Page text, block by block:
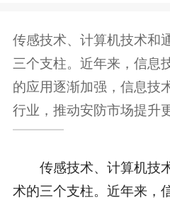
传感技术、计算机技术和
三个支柱。近年来，信息
的应用逐渐加强，信息技
行业，推动安防市场提升
传感技术、计算机技
术的三个支柱。近年来，